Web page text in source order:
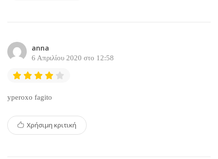
anna
6 Απριλίου 2020 στο 12:58
yperoxo fagito
Χρήσιμη κριτική